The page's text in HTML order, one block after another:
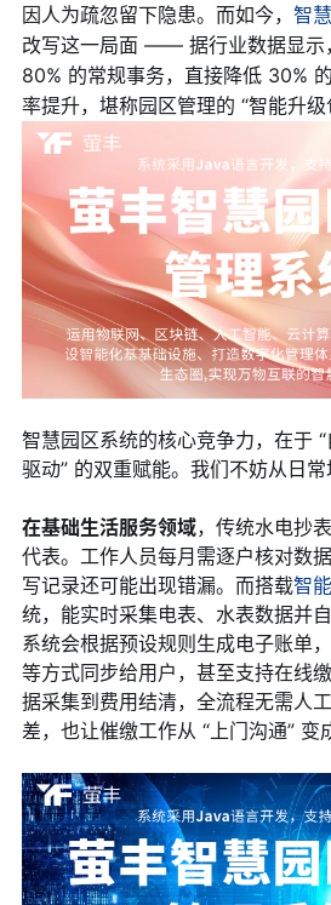
因人为疏忽留下隐患。而如今， 智
改写这一局面 —— 据行业数据显示
80% 的常规事务，直接降低 30%
率提升，堪称园区管理的 “智能升级
智慧园区系统的核心竞争力，在于
驱动” 的双重赋能。我们不妨从日常
在基础生活服务领域，传统水电抄
代表。工作人员每月需逐户核对数
写记录还可能出现错漏。而搭载智
统，能实时采集电表、水表数据并
系统会根据预设规则生成电子账单
等方式同步给用户，甚至支持在线
据采集到费用结清，全流程无需人
差，也让催缴工作从 “上门沟通” 变